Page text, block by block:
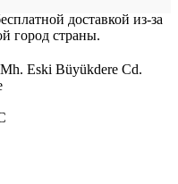
доставкой из-за
город страны.
Eski Büyükdere Cd.